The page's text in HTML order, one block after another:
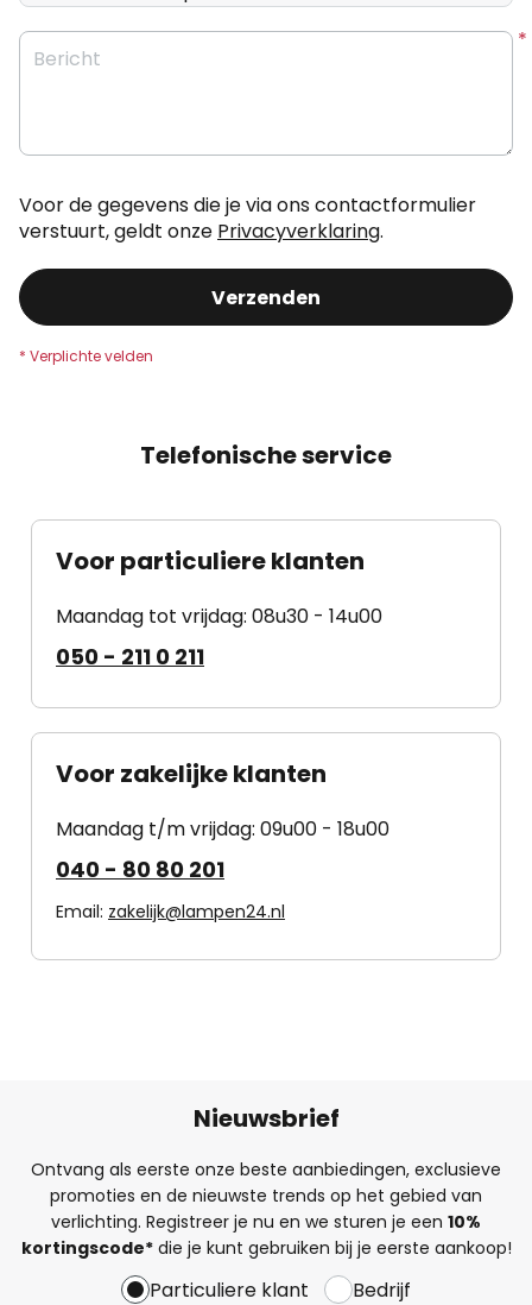
Bericht
Voor de gegevens die je via ons contactformulier
verstuurt, geldt onze Privacyverklaring.
Verzenden
Telefonische service
Voor particuliere klanten
Maandag tot vrijdag: 08u30 - 14u00
050 - 211 0 211
Voor zakelijke klanten
Maandag t/m vrijdag: 09u00 - 18u00
040 - 80 80 201
Email: zakelijk@lampen24.nl
Nieuwsbrief
Ontvang als eerste onze beste aanbiedingen, exclusieve
promoties en de nieuwste trends op het gebied van
verlichting. Registreer je nu en we sturen je een 10%
kortingscode*die je kunt gebruiken bij je eerste aankoop!
Particuliere klant Bedrijf